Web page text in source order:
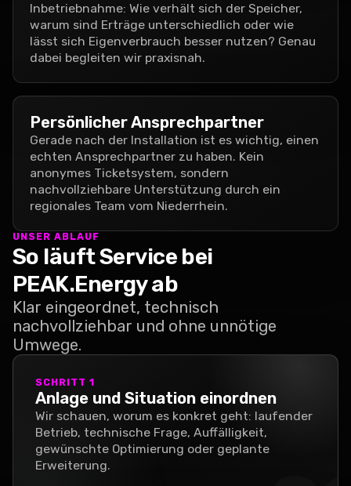
Inbetriebnahme: Wie verhält sich der Speicher,
warum sind Erträge unterschiedlich oder wie
lässt sich Eigenverbrauch besser nutzen? Genau
dabei begleiten wir praxisnah.
Persönlicher Ansprechpartner
Gerade nach der Installation ist es wichtig, einen
echten Ansprechpartner zu haben. Kein
anonymes Ticketsystem, sondern
nachvollziehbare Unterstützung durch ein
regionales Team vom Niederrhein.
UNSER ABLAUF
So läuft Service bei
PEAK.Energy ab
Klar eingeordnet, technisch
nachvollziehbar und ohne unnötige
Umwege.
SCHRITT 1
Anlage und Situation einordnen
Wir schauen, worum es konkret geht: laufender
Betrieb, technische Frage, Auffälligkeit,
gewünschte Optimierung oder geplante
Erweiterung.